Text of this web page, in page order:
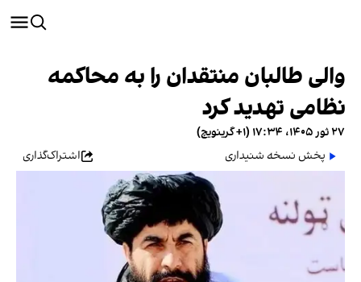
والی طالبان منتقدان را به محاکمه
نظامی تهدید کرد
۲۷ ثور ۱۴۰۵، ۱۷:۳۴ (‎+۱ گرینویچ)
پخش نسخه شنیداری
اشتراک‌گذاری